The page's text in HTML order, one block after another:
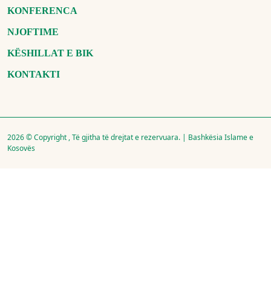
KONFERENCA
NJOFTIME
KËSHILLAT E BIK
KONTAKTI
2026 © Copyright , Të gjitha të drejtat e rezervuara. | Bashkësia Islame e
Kosovës